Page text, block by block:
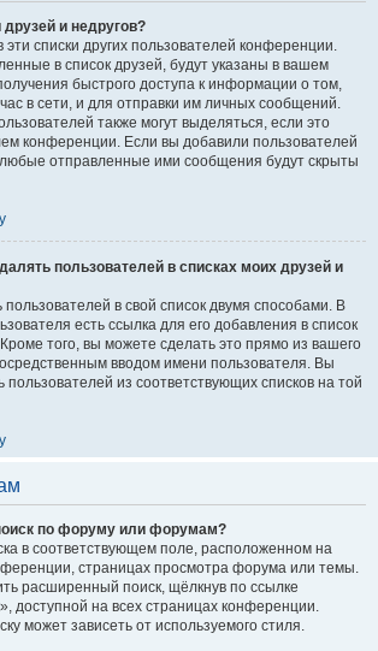
и недругов?
списки других пользователей конференции.
в список друзей, будут указаны в вашем
быстрого доступа к информации о том,
в сети, и для отправки им личных сообщений.
также могут выделяться, если это
конференции. Если вы добавили пользователей
любые отправленные ими сообщения будут скрыты
пользователей в списках моих друзей и
в свой список двумя способами. В
есть ссылка для его добавления в список
того, вы можете сделать это прямо из вашего
вводом имени пользователя. Вы
пользователей из соответствующих списков на той
по форуму или форумам?
в соответствующем поле, расположенном на
страницах просмотра форума или темы.
расширенный поиск, щёлкнув по ссылке
доступной на всех страницах конференции.
может зависеть от используемого стиля.